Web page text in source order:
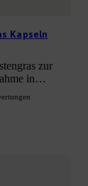
Kapseln
zur
in